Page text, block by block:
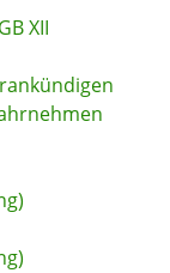
XII